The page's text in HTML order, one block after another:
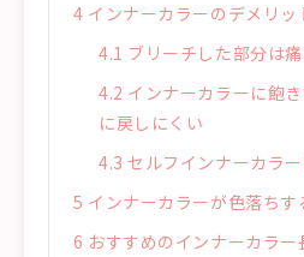
4 インナーカラーのデメリッ
4.1 ブリーチした部分は
4.2 インナーカラーに飽
に戻しにくい
4.3 セルフインナーカラ
5 インナーカラーが色落ちす
6 おすすめのインナーカラー